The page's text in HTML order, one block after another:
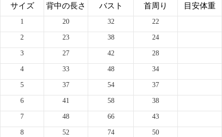
サイズ 背中の長さ バスト 首周り 目安体重
1 20 32 22
2 23 38 24
3 27 42 28
4 33 48 34
5 37 54 37
6 41 58 38
7 48 66 43
8 52 74 50